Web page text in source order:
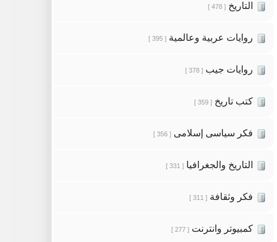
التاريخ [ 478 ]
روايات عربية وعالمية [ 395 ]
روايات جيب [ 378 ]
كتب تاريخ [ 359 ]
فكر سياسى إسلامى [ 356 ]
التاريخ والجغرافيا [ 331 ]
فكر وثقافة [ 311 ]
كمبيوتر وانترنت [ 277 ]